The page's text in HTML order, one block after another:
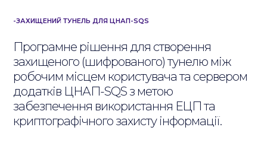
-ЗАХИЩЕНИЙ ТУНЕЛЬ ДЛЯ ЦНАП-SQS
Програмне рішення для створення
захищеного (шифрованого) тунелю між
робочим місцем користувача та сервером
додатків ЦНАП-SQS з метою
забезпечення використання ЕЦП та
криптографічного захисту інформації.